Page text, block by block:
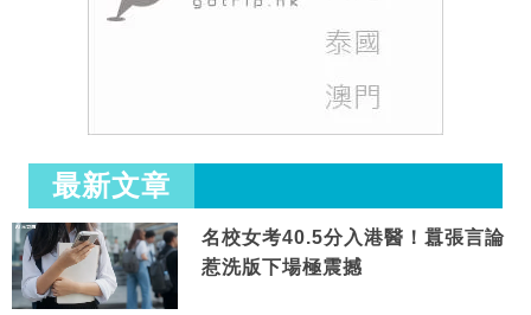
最新文章
名校女考40.5分入港醫！囂張言論
惹洗版下場極震撼